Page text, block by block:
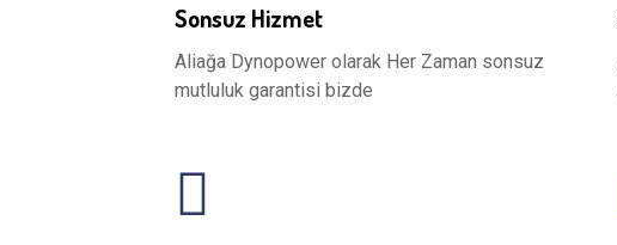
Sonsuz Hizmet
Aliağa Dynopower olarak Her Zaman sonsuz
mutluluk garantisi bizde